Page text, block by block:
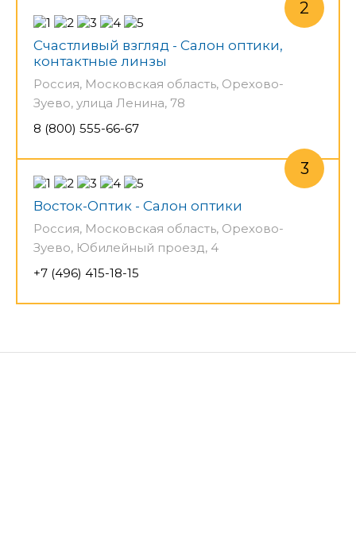
Счастливый взгляд - Салон оптики,
контактные линзы
Россия, Московская область, Орехово-
Зуево, улица Ленина, 78
8 (800) 555-66-67
Восток-Оптик - Салон оптики
Россия, Московская область, Орехово-
Зуево, Юбилейный проезд, 4
+7 (496) 415-18-15